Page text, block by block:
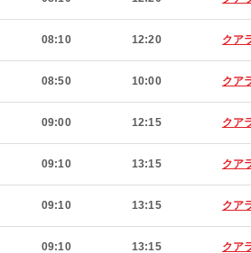
08:10 12:20 クア
08:50 10:00 クア
09:00 12:15 クア
09:10 13:15 クア
09:10 13:15 クア
09:10 13:15 クア